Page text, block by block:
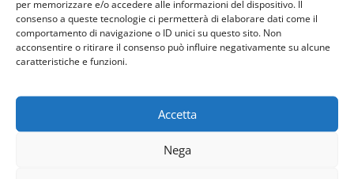
per memorizzare e/o accedere alle informazioni del dispositivo. Il
consenso a queste tecnologie ci permetterà di elaborare dati come il
comportamento di navigazione o ID unici su questo sito. Non
acconsentire o ritirare il consenso può influire negativamente su alcune
caratteristiche e funzioni.
Accetta
Nega
numero massimo di assistiti che può avere in carico.
Di solito, è possibile scegliere unPediatra Privato
Camillucciache ha già raggiunto il massimo dei
pazienti seguiti se si tratta di un medico che ha già
Pediatra Privato Camilluccia
serie di compiti per prendersi cura in modo corretto